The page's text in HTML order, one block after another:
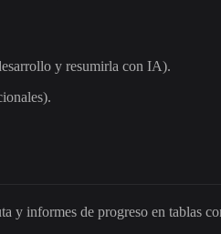
y resumirla con IA).
y informes de progreso en tablas